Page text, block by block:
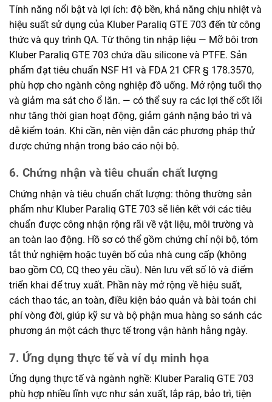
Tính năng nổi bật và lợi ích: độ bền, khả năng chịu nhiệt và
hiệu suất sử dụng của Kluber Paraliq GTE 703 đến từ công
thức và quy trình QA. Từ thông tin nhập liệu — Mỡ bôi trơn
Kluber Paraliq GTE 703 chứa dầu silicone và PTFE. Sản
phẩm đạt tiêu chuẩn NSF H1 và FDA 21 CFR § 178.3570,
phù hợp cho ngành công nghiệp đồ uống. Mở rộng tuổi thọ
và giảm ma sát cho ổ lăn. — có thể suy ra các lợi thế cốt lõi
như tăng thời gian hoạt động, giảm gánh nặng bảo trì và
dễ kiểm toán. Khi cần, nên viện dẫn các phương pháp thử
được chứng nhận trong báo cáo nội bộ.
6. Chứng nhận và tiêu chuẩn chất lượng
Chứng nhận và tiêu chuẩn chất lượng: thông thường sản
phẩm như Kluber Paraliq GTE 703 sẽ liên kết với các tiêu
chuẩn được công nhận rộng rãi về vật liệu, môi trường và
an toàn lao động. Hồ sơ có thể gồm chứng chỉ nội bộ, tóm
tắt thử nghiệm hoặc tuyên bố của nhà cung cấp (không
bao gồm CO, CQ theo yêu cầu). Nên lưu vết số lô và điểm
triển khai để truy xuất. Phần này mở rộng về hiệu suất,
cách thao tác, an toàn, điều kiện bảo quản và bài toán chi
phí vòng đời, giúp kỹ sư và bộ phận mua hàng so sánh các
phương án một cách thực tế trong vận hành hằng ngày.
7. Ứng dụng thực tế và ví dụ minh họa
Ứng dụng thực tế và ngành nghề: Kluber Paraliq GTE 703
phù hợp nhiều lĩnh vực như sản xuất, lắp ráp, bảo trì, tiện